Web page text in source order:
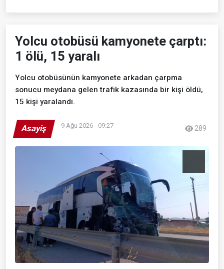
Yolcu otobüsü kamyonete çarptı:
1 ölü, 15 yaralı
Yolcu otobüsünün kamyonete arkadan çarpma
sonucu meydana gelen trafik kazasında bir kişi öldü,
15 kişi yaralandı.
Asayiş 9 Ağu 2026 - 09:27 289